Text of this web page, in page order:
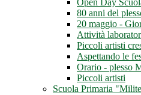
Open Day
80 anni del
20 maggio -
Attività
Piccoli artisti
Aspettando le
Orario - plesso
Piccoli artisti
Scuola Primaria